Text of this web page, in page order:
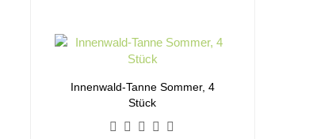
Innenwald-Tanne Sommer, 4
Stück